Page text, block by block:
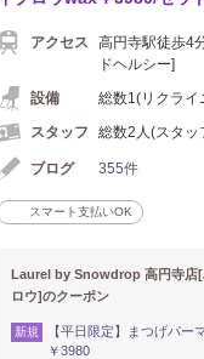
アクセス
高円寺駅徒歩4
ドヘルシー]
設備
総数1(リクライ
スタッフ
総数2人(スタッ
ブログ 355件
スマート支払いOK
Laurel by Snowdrop 高円寺店[
ロウ]のクーポン
新規
【平日限定】まつげパ
￥3980